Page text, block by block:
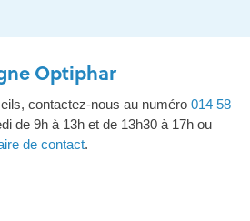
Optiphar
contactez-nous au numéro 014 58
de 9h à 13h et de 13h30 à 17h ou
de contact.